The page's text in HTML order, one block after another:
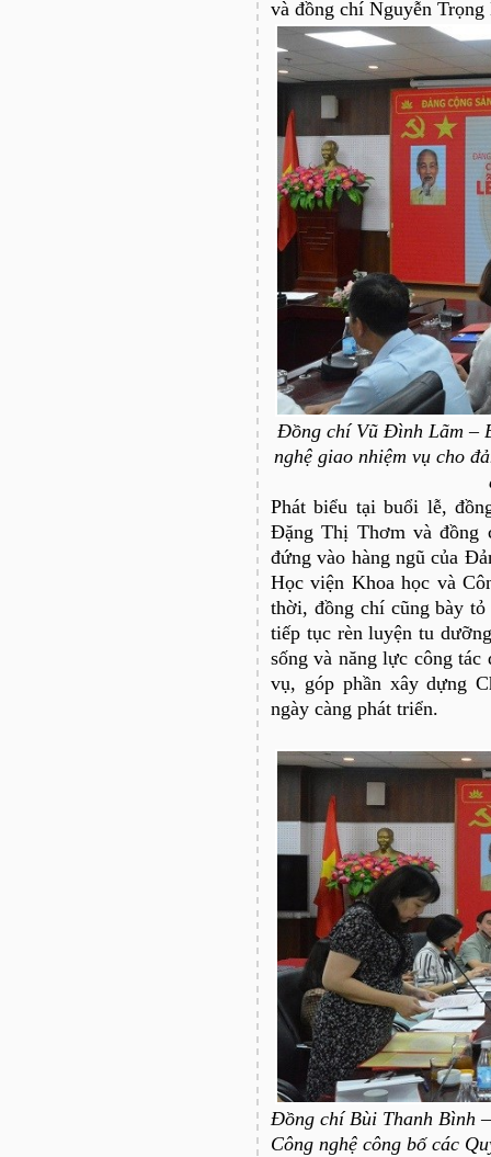
và đồng chí Nguyễn Trọng
Đồng chí Vũ Đình Lãm –
nghệ giao nhiệm vụ cho
Phát biểu tại buổi lễ,
Đặng Thị Thơm và đồng
đứng vào hàng ngũ của
Học viện Khoa học và
thời, đồng chí cũng bày
tiếp tục rèn luyện tu
sống và năng lực công tác
vụ, góp phần xây dựng
ngày càng phát triển.
Đồng chí Bùi Thanh Bình
Công nghệ công bố các